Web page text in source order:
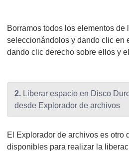
Borramos todos los elementos de
seleccionándolos y dando clic en
dando clic derecho sobre ellos y
2. Liberar espacio en Disco
desde Explorador de archivos
El Explorador de archivos es otro
disponibles para realizar la